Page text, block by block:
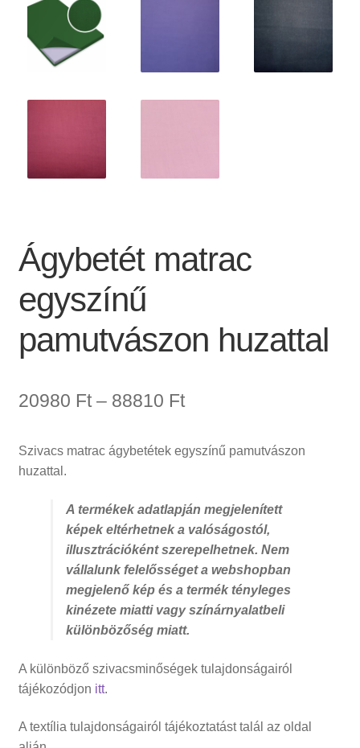
Ágybetét matrac
egyszínű
pamutvászon huzattal
20980 Ft – 88810 FtÁrtartomány:
-
Szivacs matrac ágybetétek egyszínű pamutvászon
huzattal.
A termékek adatlapján megjelenített
képek eltérhetnek a valóságostól,
illusztrációként szerepelhetnek. Nem
vállalunk felelősséget a webshopban
megjelenő kép és a termék tényleges
kinézete miatti vagy színárnyalatbeli
különbözőség miatt.
A különböző szivacsminőségek tulajdonságairól
tájékozódjon itt.
A textília tulajdonságairól tájékoztatást talál az oldal